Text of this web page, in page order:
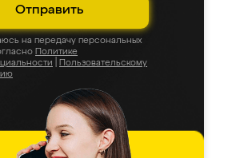
Отправить
на передачу персональных
Политике
Пользовательскому